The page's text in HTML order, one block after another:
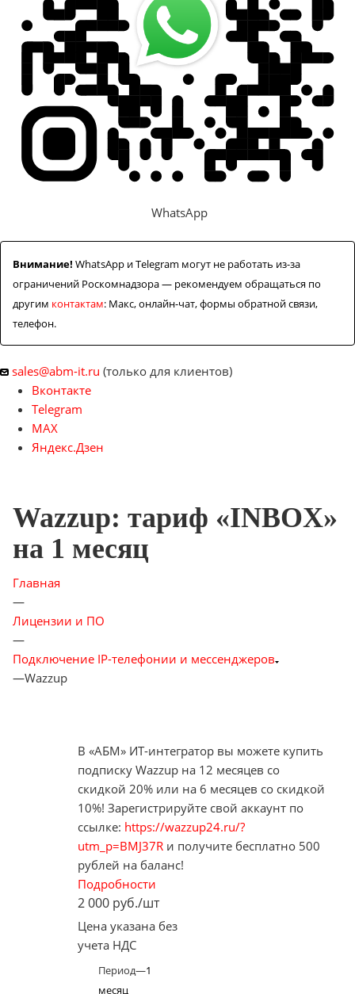
WhatsApp
Внимание! WhatsApp и Telegram могут не работать из-за
ограничений Роскомнадзора — рекомендуем обращаться по
другим контактам: Макс, онлайн-чат, формы обратной связи,
телефон.
sales@abm-it.ru (только для клиентов)
Вконтакте
Telegram
MAX
Яндекс.Дзен
Wazzup: тариф «INBOX»
на 1 месяц
Главная
—
Лицензии и ПО
—
Подключение IP-телефонии и мессенджеров
—Wazzup
В «АБМ» ИТ-интегратор вы можете купить
подписку Wazzup на 12 месяцев со
скидкой 20% или на 6 месяцев со скидкой
10%! Зарегистрируйте свой аккаунт по
ссылке: https://wazzup24.ru/?
utm_p=BMJ37R и получите бесплатно 500
рублей на баланс!
Подробности
2 000 руб./шт
Цена указана без
учета НДС
Период—1
месяц